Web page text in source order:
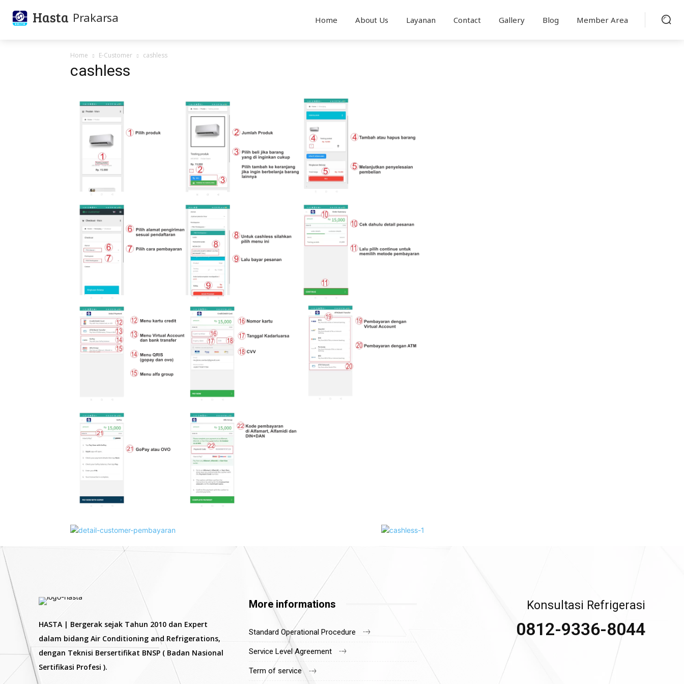
Hasta Prakarsa Home About Us Layanan Contact Gallery Blog Member Area
Home E-Customer cashless
cashless
HASTA | Bergerak sejak Tahun 2010 dan Expert
dalam bidang Air Conditioning and Refrigerations,
dengan Teknisi Bersertifikat BNSP ( Badan Nasional
Sertifikasi Profesi ).
More informations
Standard Operational Procedure
Service Level Agreement
Term of service
Konsultasi Refrigerasi
0812-9336-8044